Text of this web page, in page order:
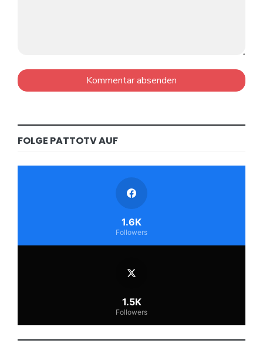
FOLGE PATTOTV AUF
1.6K
Followers
1.5K
Followers